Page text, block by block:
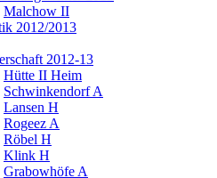
Malchow II
2012/2013
2012-13
Hütte II Heim
Schwinkendorf A
Lansen H
Rogeez A
Röbel H
Klink H
Grabowhöfe A